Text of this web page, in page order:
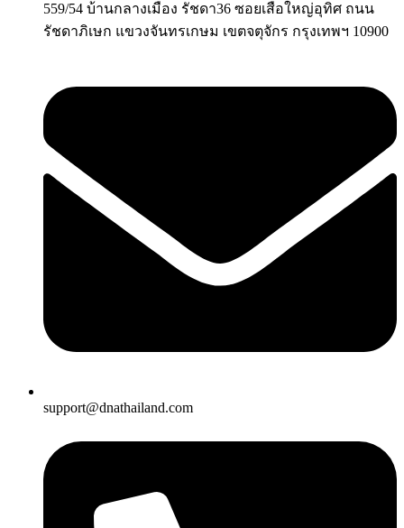
559/54 บ้านกลางเมือง รัชดา36 ซอยเสือใหญ่อุทิศ ถนน
รัชดาภิเษก แขวงจันทรเกษม เขตจตุจักร กรุงเทพฯ 10900
support@dnathailand.com